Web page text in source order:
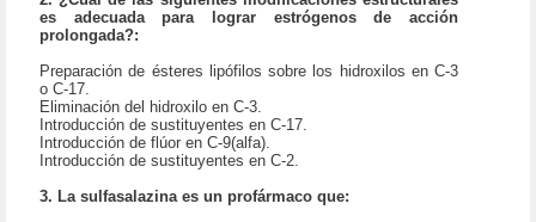
es adecuada para lograr estrógenos de acción
prolongada?:
Preparación de ésteres lipófilos sobre los hidroxilos en C-3
o C-17.
Eliminación del hidroxilo en C-3.
Introducción de sustituyentes en C-17.
Introducción de flúor en C-9(alfa).
Introducción de sustituyentes en C-2.
3. La sulfasalazina es un profármaco que: